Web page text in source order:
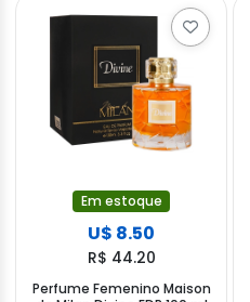
Em estoque
U$ 8.50
R$ 44.20
Perfume Femenino Maison